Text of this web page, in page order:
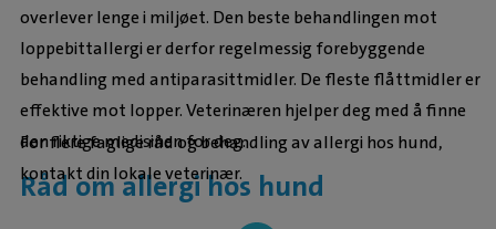
overlever lenge i miljøet. Den beste behandlingen mot
loppebittallergi er derfor regelmessig forebyggende
behandling med antiparasittmidler. De fleste flåttmidler er
effektive mot lopper. Veterinæren hjelper deg med å finne
den riktige medisinen for deg.
Råd om allergi hos hund
For flere faglige råd og behandling av allergi hos hund,
kontakt din lokale veterinær.